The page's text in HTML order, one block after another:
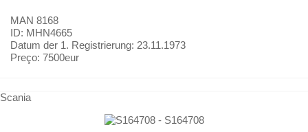
MAN 8168
ID: MHN4665
Datum der 1. Registrierung: 23.11.1973
Preço: 7500eur
Scania